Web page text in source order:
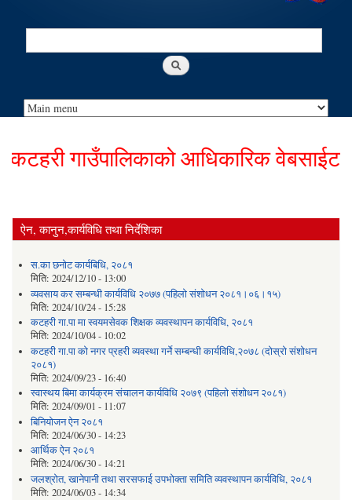
Search
गाउँपालिकाको आधिकारिक वेबसाईटमा
ऐन, कानुन,कार्यविधि तथा निर्देशिका
स.का छनोट कार्यबिधि, २०८१
मिति: 2024/12/10 - 13:00
व्यवसाय कर सम्बन्धी कार्यविधि २०७७ (पहिलो संशोधन २०८१।०६।१५)
मिति: 2024/10/24 - 15:28
कटहरी गा.पा मा स्वयमसेवक शिक्षक व्यवस्थापन कार्यविधि, २०८१
मिति: 2024/10/04 - 10:02
कटहरी गा.पा को नगर प्रहरी व्यवस्था गर्ने सम्बन्धी कार्यविधि,२०७८ (दोस्रो संशोधन
२०८१)
मिति: 2024/09/23 - 16:40
स्वास्थय बिमा कार्यक्रम संचालन कार्यविधि २०७९ (पहिलो संशोधन २०८१)
मिति: 2024/09/01 - 11:07
बिनियोजन ऐन २०८१
मिति: 2024/06/30 - 14:23
आर्थिक ऐन २०८१
मिति: 2024/06/30 - 14:21
जलश्रोत, खानेपानी तथा सरसफाई उपभोक्ता समिति व्यवस्थापन कार्यविधि, २०८१
मिति: 2024/06/03 - 14:34